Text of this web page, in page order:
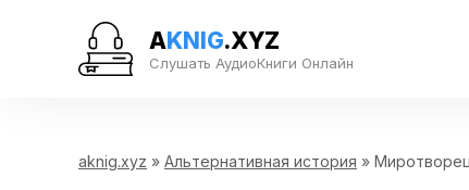
AKNIG.XYZ
Слушать АудиоКниги Онлайн
aknig.xyz » Альтернативная история »